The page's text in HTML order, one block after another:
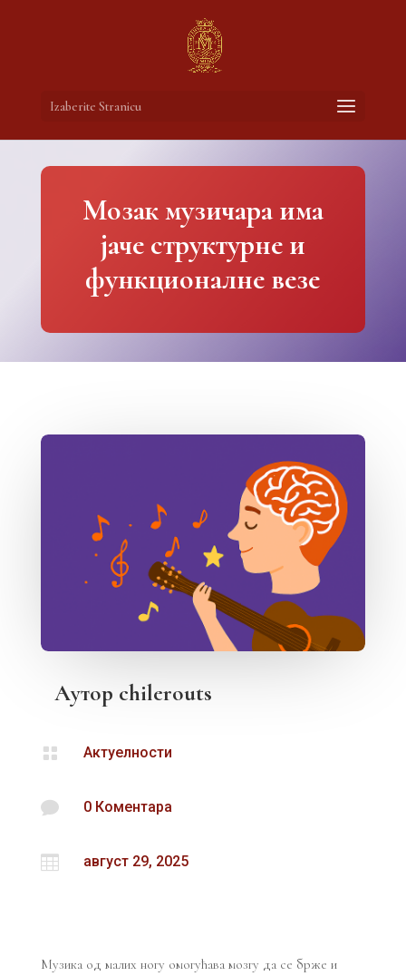
Izaberite Stranicu
Мозак музичара има
јаче структурне и
функционалне везе
Аутор chilerouts
 Актуелности
 0 Коментара
 август 29, 2025
Музика од малих ногу омогућава мозгу да се брже и